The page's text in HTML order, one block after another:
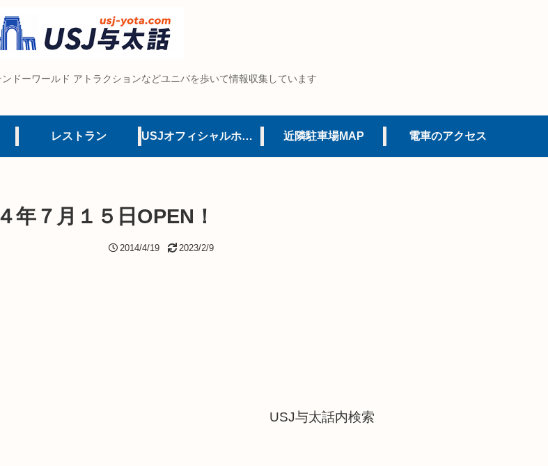
ドーワールド アトラクションなどユニバを歩いて情報収集しています
レストラン USJオフィシャルホテル 近隣駐車場MAP 電車のアクセス
７月１５日OPEN！
2014/4/19 2023/2/9
USJ与太話内検索